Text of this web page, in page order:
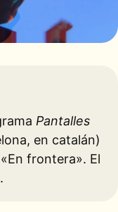
Pantalles
en catalán)
frontera». El
.